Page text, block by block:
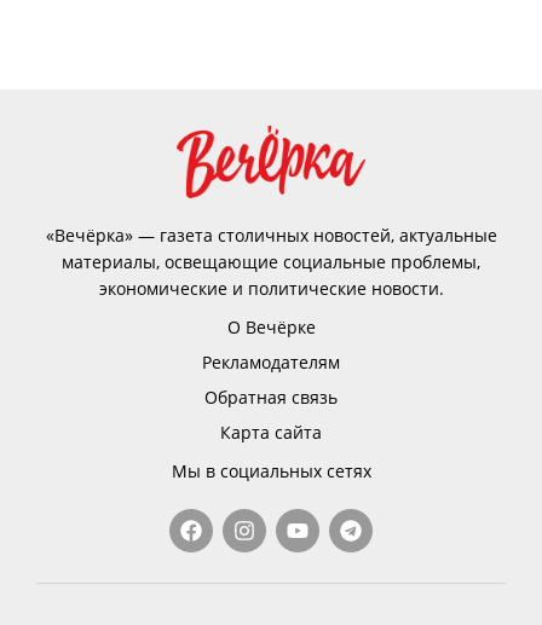
«Вечёрка» — газета столичных новостей, актуальные
материалы, освещающие социальные проблемы,
экономические и политические новости.
О Вечёрке
Рекламодателям
Обратная связь
Карта сайта
Мы в социальных сетях